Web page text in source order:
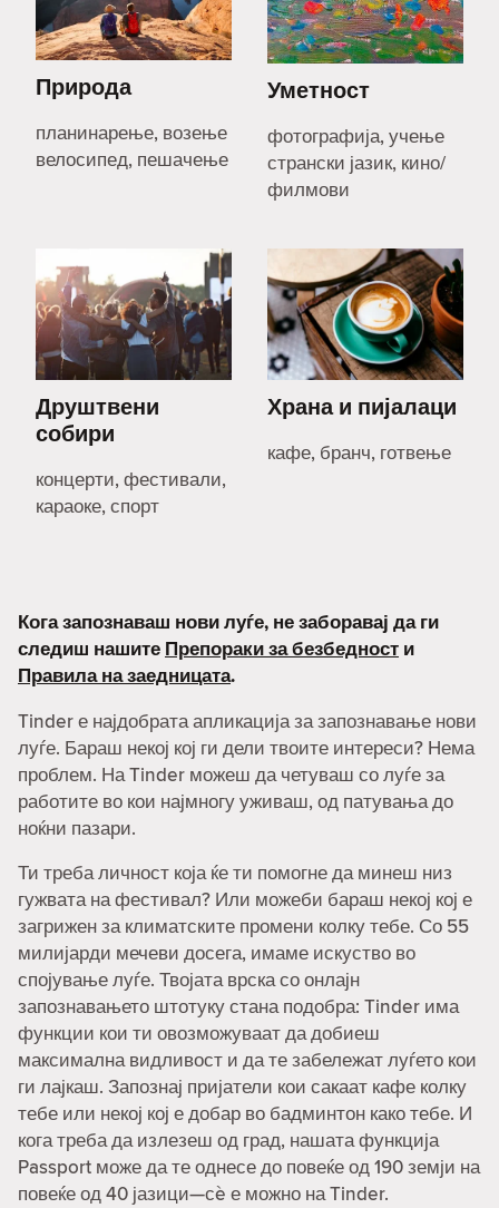
Природа
планинарење, возење
велосипед, пешачење
Уметност
фотографија, учење
странски јазик, кино/
филмови
Друштвени
собири
концерти, фестивали,
караоке, спорт
Храна и пијалаци
кафе, бранч, готвење
Кога запознаваш нови луѓе, не заборавај да ги
следиш нашите Препораки за безбедност и
Правила на заедницата.
Tinder е најдобрата апликација за запознавање нови
луѓе. Бараш некој кој ги дели твоите интереси? Нема
проблем. На Tinder можеш да четуваш со луѓе за
работите во кои најмногу уживаш, од патувања до
ноќни пазари.
Ти треба личност која ќе ти помогне да минеш низ
гужвата на фестивал? Или можеби бараш некој кој е
загрижен за климатските промени колку тебе. Со 55
милијарди мечеви досега, имаме искуство во
спојување луѓе. Твојата врска со онлајн
запознавањето штотуку стана подобра: Tinder има
функции кои ти овозможуваат да добиеш
максимална видливост и да те забележат луѓето кои
ги лајкаш. Запознај пријатели кои сакаат кафе колку
тебе или некој кој е добар во бадминтон како тебе. И
кога треба да излезеш од град, нашата функција
Passport може да те однесе до повеќе од 190 земји на
повеќе од 40 јазици—сè е можно на Tinder.